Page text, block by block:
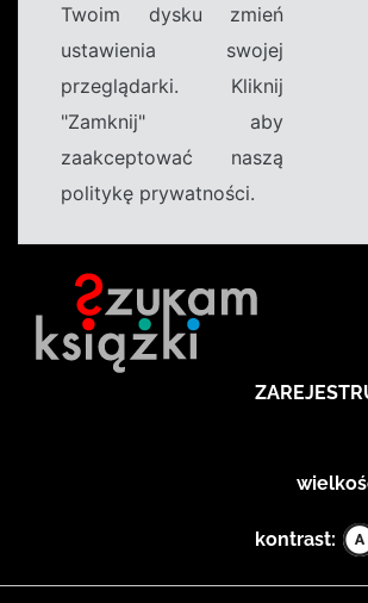
Twoim dysku zmień
ustawienia swojej
przeglądarki. Kliknij
"Zamknij" aby
zaakceptować naszą
politykę prywatności.
kontrast: